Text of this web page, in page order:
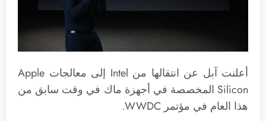
أعلنت آبل عن انتقالها من Intel إلى معالجات Apple
Silicon المخصصة في أجهزة ماك في وقت سابق من
هذا العام في مؤتمر WWDC.